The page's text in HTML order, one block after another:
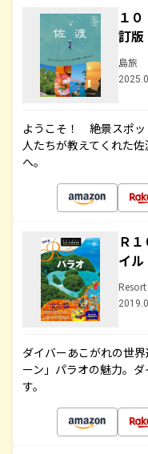
１
訂版
島旅
ようこそ！ 絶景スポッ
人たちが教えてくれた
へ。
Ｒ
イ
ダイバーあこがれの世
ーン」パラオの魅力。
す。